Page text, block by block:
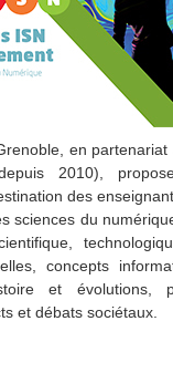
en partenariat
2010),
des
sciences du
concepts
et évolutions,
et débats sociétaux.